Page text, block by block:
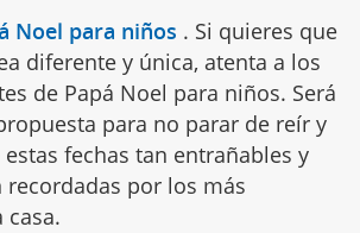
Noel para niños . Si quieres que
diferente y única, atenta a los
de Papá Noel para niños. Será
para no parar de reír y
fechas tan entrañables y
por los más
casa.